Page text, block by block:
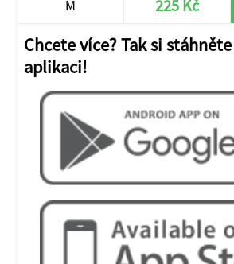
M 225 Kč
Chcete více? Tak si
aplikaci!